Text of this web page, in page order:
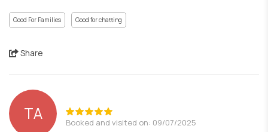
Good For Families Good for chatting
Share
ΤΑ Booked and visited on: 09/07/2025